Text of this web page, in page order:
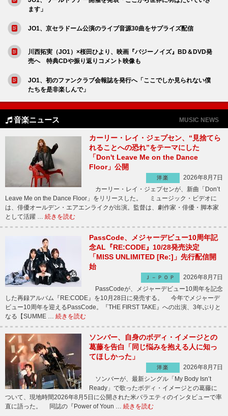
ます」
JO1、京セラドーム公演のライブ音源30曲をサプライズ配信
川西拓実（JO1）×桜田ひより、映画『バジーノイズ』BD＆DVD発
売へ 特典CDや振り返りコメント映像も
JO1、初のファンクラブ会報誌を発行へ「ここでしか見られない僕
たちを是非楽しんで」
音楽ニュース MUSIC NEWS
カーリー・レイ・ジェプセン、“見捨てら
れることへの恐れ”をテーマにした
「Don't Leave Me on the Dance
Floor」公開
洋楽
2026年8月7日
カーリー・レイ・ジェプセンが、新曲「Don’t
Leave Me on the Dance Floor」をリリースした。 ミュージック・ビデオに
は、俳優オールデン・エアエンライクが出演。監督は、劇作家・俳優・脚本家
として活躍 … 続きを読む
PassCode、メジャーデビュー10周年記
念AL『RE:CODE』10/28発売決定
「MISS UNLIMITED [Re:]」先行配信開
始
Ｊ－ＰＯＰ
2026年8月7日
PassCodeが、メジャーデビュー10周年を記念
した再録アルバム『RE:CODE』を10月28日に発売する。 今年でメジャーデ
ビュー10周年を迎えるPassCode。『THE FIRST TAKE』への出演、3年ぶりと
なる【SUMME … 続きを読む
ソンバー、自身のボディ・イメージとの
葛藤を告白「同じ悩みを抱える人に知っ
てほしかった」
洋楽
2026年8月7日
ソンバーが、最新シングル「My Body Isn’t
Ready」で歌ったボディ・イメージとの葛藤に
ついて、現地時間2026年8月5日に公開された米バラエティのインタビューで率
直に語った。 同誌の『Power of Youn … 続きを読む